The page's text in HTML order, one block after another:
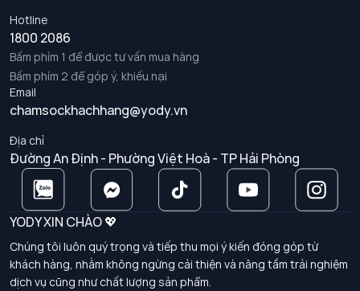
Hotline
1800 2086
Bấm phím 1 để được tư vấn mua hàng
Bấm phím 2 để góp ý, khiếu nại
Email
chamsockhachhang@yody.vn
Địa chỉ
Đường An Định - Phường Việt Hoà - TP Hải Phòng
YODY XIN CHÀO 💖
Chúng tôi luôn quý trọng và tiếp thu mọi ý kiến đóng góp từ
khách hàng, nhằm không ngừng cải thiện và nâng tầm trải nghiệm
dịch vụ cũng như chất lượng sản phẩm.